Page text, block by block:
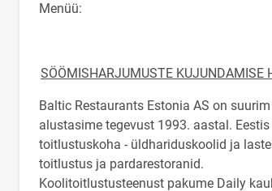
Menüü:
SÖÖMISHARJUMUSTE KUJUNDAMISE
Baltic Restaurants Estonia AS on
alustasime tegevust 1993. aastal.
toitlustuskoha - üldhariduskoolid ja
toitlustus ja pardarestoranid.
Koolitoitlustusteenust pakume Daily